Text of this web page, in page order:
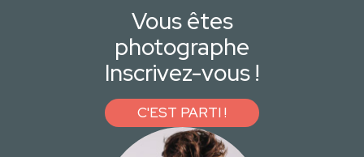
Vous êtes
photographe
Inscrivez-vous !
C'EST PARTI !